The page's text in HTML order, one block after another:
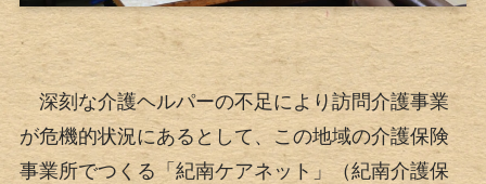
深刻な介護ヘルパーの不足により訪問介護事業
が危機的状況にあるとして、この地域の介護保険
事業所でつくる「紀南ケアネット」（紀南介護保